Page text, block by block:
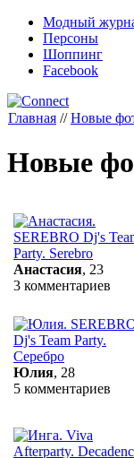
Модный
Персоны
Шоппинг
Facebook
Главная //Новые
Новые
Анастасия, 23
3 комментариев
Юлия, 28
5 комментариев